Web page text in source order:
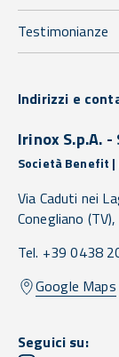
Testimonianze
Indirizzi e
Irinox S.p.A.
Società Benefit |
Via Caduti nei
Conegliano (TV),
Tel. +39 0438
Google Maps
Seguici su: